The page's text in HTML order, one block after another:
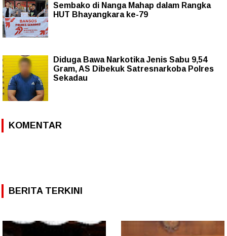
Sembako di Nanga Mahap dalam Rangka
HUT Bhayangkara ke-79
Diduga Bawa Narkotika Jenis Sabu 9,54
Gram, AS Dibekuk Satresnarkoba Polres
Sekadau
KOMENTAR
BERITA TERKINI